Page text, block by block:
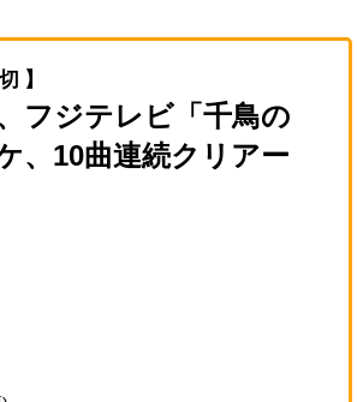
】
フジテレビ「千鳥の
、10曲連続クリアー